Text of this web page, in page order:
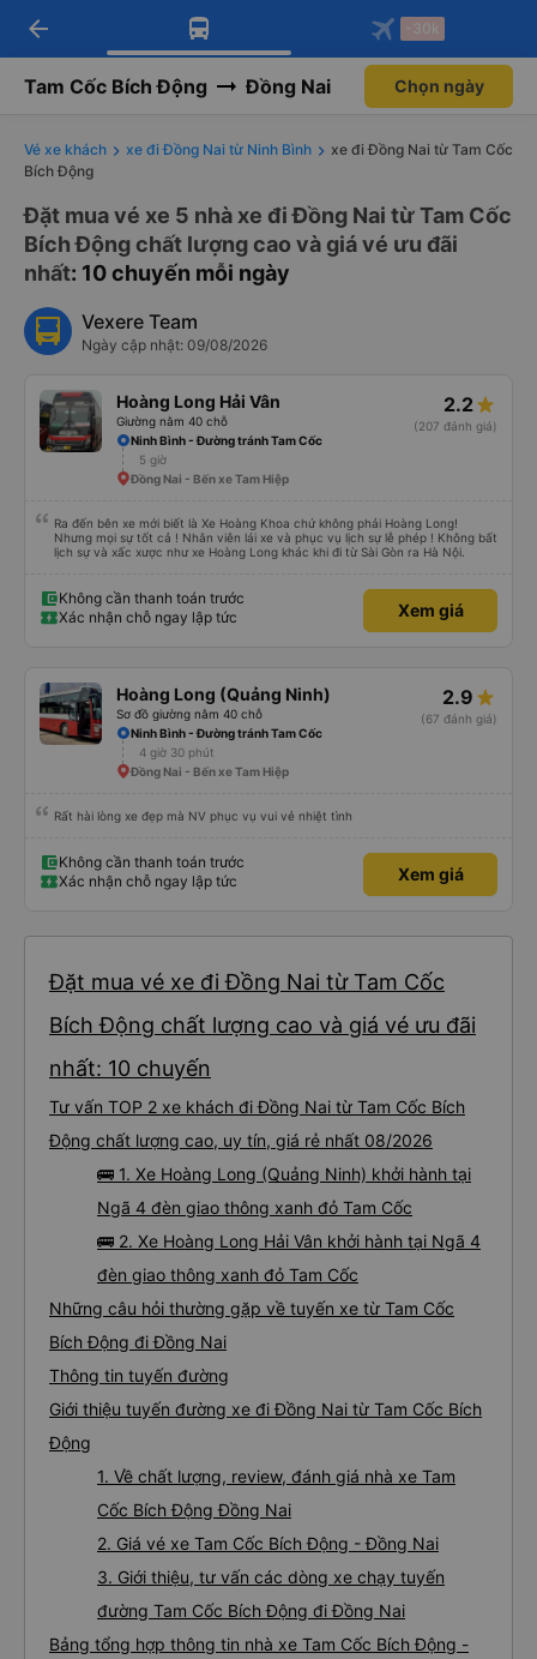
Tải app Vexere ngay!
Nhận ưu đãi thành viên độc
Mở app
Tải app Vexere
-30k/ghế khi đặt vé máy bay qua
Mở app
arrow_back -30k
Tam Cốc Bích Động Đồng Nai Chọn ngày
Vé xe khách xe đi Đồng Nai từ Ninh Bình
xe đi Đồng Nai từ Tam Cốc
Bích Động
Đặt mua vé xe 5 nhà xe đi Đồng Nai từ Tam Cốc
Bích Động chất lượng cao và giá vé ưu đãi
nhất: 10 chuyến mỗi ngày
Vexere Team
Ngày cập nhật: 09/08/2026
Hoàng Long Hải Vân
Giường nằm 40 chỗ
2.2
(207 đánh giá)
Ninh Bình - Đường tránh Tam Cốc
5 giờ
Đồng Nai - Bến xe Tam Hiệp
Ra đến bên xe mới biết là Xe Hoàng Khoa chứ không phải Hoàng Long!
Nhưng mọi sự tốt cả ! Nhân viên lái xe và phục vụ lịch sự lễ phép ! Không bất
lịch sự và xấc xược như xe Hoàng Long khác khi đi từ Sài Gòn ra Hà Nội.
Không cần thanh toán trước
Xác nhận chỗ ngay lập tức
Xem giá
Hoàng Long (Quảng Ninh)
Sơ đồ giường nằm 40 chỗ
2.9
(67 đánh giá)
Ninh Bình - Đường tránh Tam Cốc
4 giờ 30 phút
Đồng Nai - Bến xe Tam Hiệp
Rất hài lòng xe đẹp mà NV phục vụ vui vẻ nhiệt tình
Không cần thanh toán trước
Xác nhận chỗ ngay lập tức
Xem giá
Đặt mua vé xe đi Đồng Nai từ Tam Cốc
Bích Động chất lượng cao và giá vé ưu đãi
nhất: 10 chuyến
Tư vấn TOP 2 xe khách đi Đồng Nai từ Tam Cốc Bích
Động chất lượng cao, uy tín, giá rẻ nhất 08/2026
🚌 1. Xe Hoàng Long (Quảng Ninh) khởi hành tại
Ngã 4 đèn giao thông xanh đỏ Tam Cốc
🚌 2. Xe Hoàng Long Hải Vân khởi hành tại Ngã 4
đèn giao thông xanh đỏ Tam Cốc
Những câu hỏi thường gặp về tuyến xe từ Tam Cốc
Bích Động đi Đồng Nai
Thông tin tuyến đường
Giới thiệu tuyến đường xe đi Đồng Nai từ Tam Cốc Bích
Động
1. Về chất lượng, review, đánh giá nhà xe Tam
Cốc Bích Động Đồng Nai
2. Giá vé xe Tam Cốc Bích Động - Đồng Nai
3. Giới thiệu, tư vấn các dòng xe chạy tuyến
đường Tam Cốc Bích Động đi Đồng Nai
Bảng tổng hợp thông tin nhà xe Tam Cốc Bích Động -